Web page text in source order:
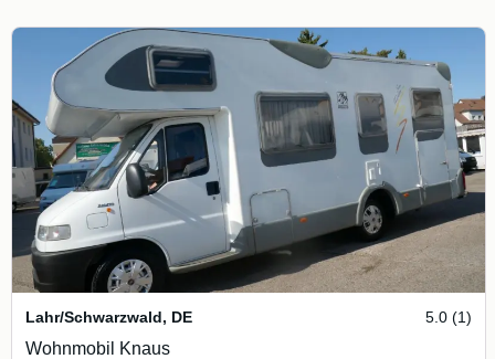
Lahr/Schwarzwald, DE 5.0 (1)
Wohnmobil Knaus